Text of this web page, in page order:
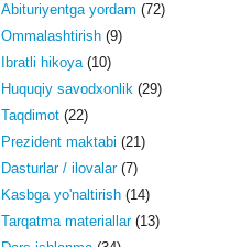
Abituriyentga yordam (72)
Ommalashtirish(9)
Ibratli hikoya(10)
Huquqiy savodxonlik(29)
Taqdimot(22)
Prezident maktabi (21)
Dasturlar / ilovalar(7)
Kasbga yo'naltirish(14)
Tarqatma materiallar(13)